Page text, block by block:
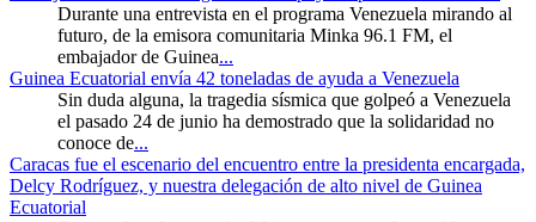
Durante una entrevista en el programa Venezuela mirando al
futuro, de la emisora comunitaria Minka 96.1 FM, el
embajador de Guinea...
Guinea Ecuatorial envía 42 toneladas de ayuda a Venezuela
Sin duda alguna, la tragedia sísmica que golpeó a Venezuela
el pasado 24 de junio ha demostrado que la solidaridad no
conoce de...
Caracas fue el escenario del encuentro entre la presidenta encargada,
Delcy Rodríguez, y nuestra delegación de alto nivel de Guinea
Ecuatorial